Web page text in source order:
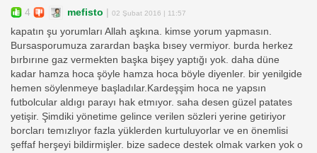
4 mefisto 02 Şubat 2016 | 11:57
kapatın şu yorumları Allah aşkına. kimse yorum yapmasın.
Bursasporumuza zarardan başka bısey vermiyor. burda herkez
bırbırıne gaz vermekten başka bişey yaptığı yok. daha düne
kadar hamza hoca şöyle hamza hoca böyle diyenler. bir yenilgide
hemen söylenmeye başladılar.Kardeşşim hoca ne yapsın
futbolcular aldıgı parayı hak etmıyor. saha desen güzel patates
yetişir. Şimdiki yönetime gelince verilen sözleri yerine getiriyor
borcları temızlıyor fazla yüklerden kurtuluyorlar ve en önemlisi
şeffaf herşeyi bildirmişler. bize sadece destek olmak varken yok o